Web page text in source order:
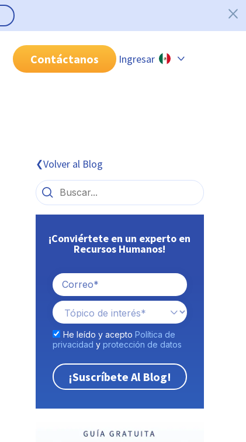
Contáctanos Ingresar
Brasil
❮Volver al Blog
¡Conviértete en un experto en
Recursos Humanos!
He leído y acepto Política de
privacidad y protección de datos